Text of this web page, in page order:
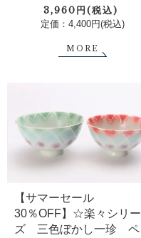
3,960円(税込)
定価：4,400円(税込)
MORE
【サマーセール
30％OFF】☆楽々シリー
ズ 三色ぼかし一珍 ペ